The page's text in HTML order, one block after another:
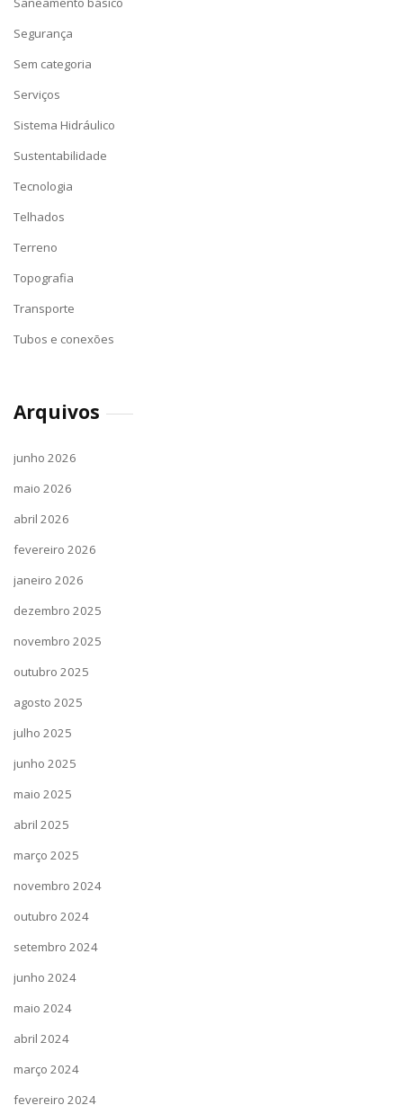
Segurança
Sem categoria
Serviços
Sistema Hidráulico
Sustentabilidade
Tecnologia
Telhados
Terreno
Topografia
Transporte
Tubos e conexões
Arquivos
junho 2026
maio 2026
abril 2026
fevereiro 2026
janeiro 2026
dezembro 2025
novembro 2025
outubro 2025
agosto 2025
julho 2025
junho 2025
maio 2025
abril 2025
março 2025
novembro 2024
outubro 2024
setembro 2024
junho 2024
maio 2024
abril 2024
março 2024
fevereiro 2024